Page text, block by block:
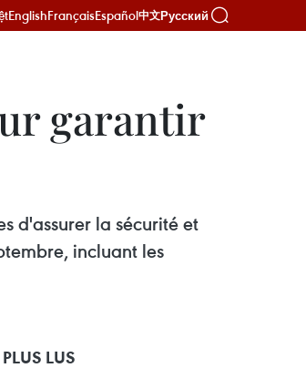
EnglishFrançaisEspañol中文Русский
garantir
d'assurer la sécurité et
incluant les
PLUS LUS